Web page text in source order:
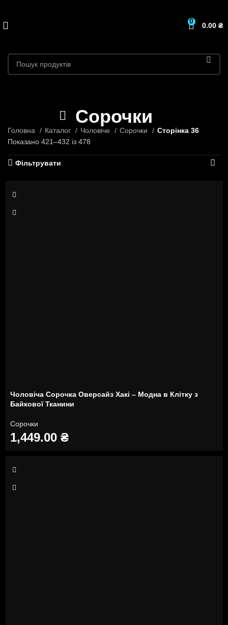
0
0.00 ₴
Сорочки
Головна Каталог Чоловіче Сорочки
Сторінка 36
Показано 421–432 із 478
Фільтрувати
S
M
Чоловіча Сорочка Оверсайз Хакі – Модна в Клітку з
Байкової Тканини
Сорочки
1,449.00 ₴
S